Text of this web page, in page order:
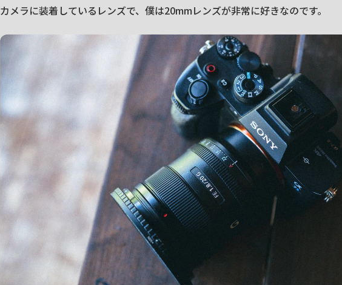
カメラに装着しているレンズで、僕は20mmレンズが非常に好きなのです。